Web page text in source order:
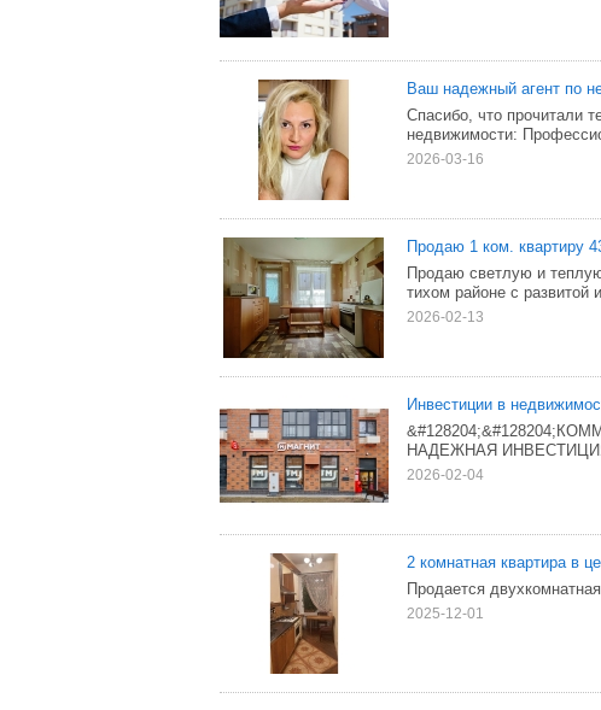
Ваш надежный агент по
Спасибо, что прочитали
недвижимости:
2026-03-16
Продаю 1 ком. квартиру
Продаю светлую и
тихом районе с развитой
2026-02-13
Инвестиции в
НАДЕЖНАЯ ИНВЕСТИЦИЯ!
2026-02-04
2 кoмнaтнaя квapтирa в
Пpодaeтcя
2025-12-01